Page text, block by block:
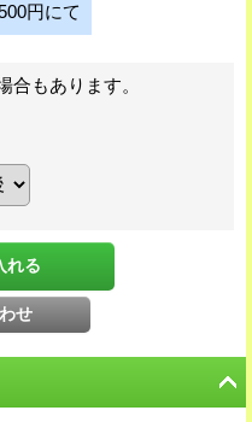
円にて
合もあります。